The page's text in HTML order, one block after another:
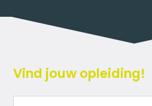
Vind jouw opleiding!